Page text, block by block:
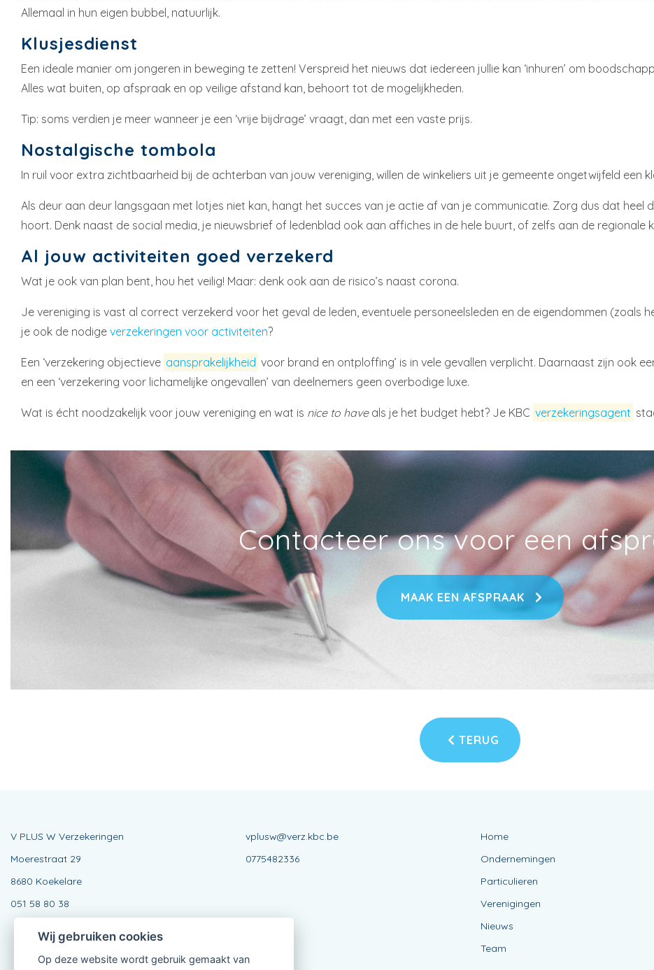
Allemaal in hun eigen bubbel, natuurlijk.
Klusjesdienst
Een ideale manier om jongeren in beweging te zetten! Verspreid het nieuws dat iedereen jullie kan ‘inhuren’ om
Alles wat buiten, op afspraak en op veilige afstand kan, behoort tot de mogelijkheden.
Tip: soms verdien je meer wanneer je een ‘vrije bijdrage’ vraagt, dan met een vaste prijs.
Nostalgische tombola
In ruil voor extra zichtbaarheid bij de achterban van jouw vereniging, willen de winkeliers uit je gemeente ongetwijfeld een
Als deur aan deur langsgaan met lotjes niet kan, hangt het succes van je actie af van je communicatie. Zorg dus dat heel
hoort. Denk naast de social media, je nieuwsbrief of ledenblad ook aan affiches in de hele buurt, of zelfs aan de regionale
Al jouw activiteiten goed verzekerd
Wat je ook van plan bent, hou het veilig! Maar: denk ook aan de risico’s naast corona.
Je vereniging is vast al correct verzekerd voor het geval de leden, eventuele personeelsleden en de eigendommen (zoals
je ook de nodige verzekeringen voor activiteiten?
Een ‘verzekering objectieve aansprakelijkheid voor brand en ontploffing’ is in vele gevallen verplicht. Daarnaast zijn ook
en een ‘verzekering voor lichamelijke ongevallen’ van deelnemers geen overbodige luxe.
Wat is écht noodzakelijk voor jouw vereniging en wat is nice to haveals je het budget hebt? Je KBC verzekeringsagent
Contacteer ons voor een
MAAK EEN AFSPRAAK
TERUG
V PLUS W Verzekeringen
Moerestraat 29
8680 Koekelare
051 58 80 38
vplusw@verz.kbc.be
0775482336
Home
Ondernemingen
Particulieren
Verenigingen
Nieuws
Team
Wij gebruiken cookies
Op deze website wordt gebruik gemaakt van